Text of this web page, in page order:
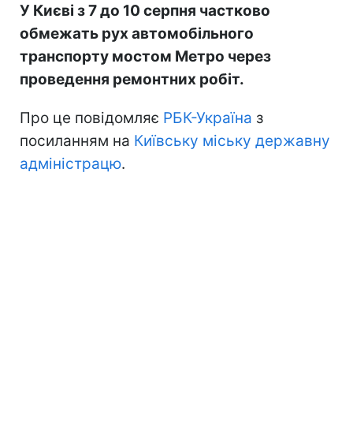
У Києві з 7 до 10 серпня частково
обмежать рух автомобільного
транспорту мостом Метро через
проведення ремонтних робіт.
Про це повідомляє РБК-Україна з
посиланням на Київську міську державну
адміністрацю.